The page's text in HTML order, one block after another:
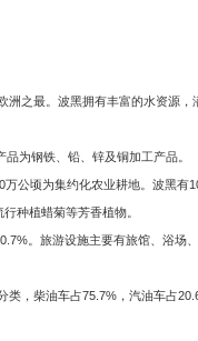
之最。波黑拥有丰富的水资源
为钢铁、铅、锌及铜加工产品。
公顷为集约化农业耕地。波黑有
种植蜡菊等芳香植物。
。旅游设施主要有旅馆、浴场
，柴油车占75.7%，汽油车占